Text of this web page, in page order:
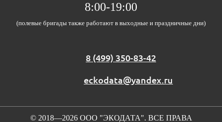
8:00-19:00
(полевые бригады также работают в выходные и праздничные дни)
8 (499) 350-83-42
eckodata@yandex.ru
© 2018—2026 ООО "ЭКОДАТА". ВСЕ ПРАВА